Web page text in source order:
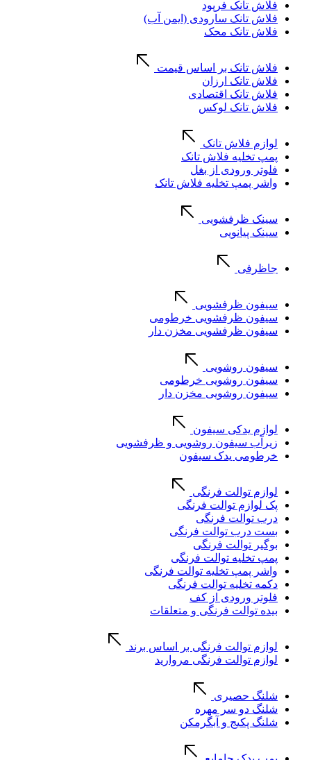
فلاش تانک فرپود
فلاش تانک سارودی (ایمن آب)
فلاش تانک محک
فلاش تانک بر اساس قیمت
فلاش تانک ارزان
فلاش تانک اقتصادی
فلاش تانک لوکس
لوازم فلاش تانک
پمپ تخلیه فلاش تانک
فلوتر ورودی از بغل
واشر پمپ تخلیه فلاش تانک
سینک ظرفشویی
سینک پیانویی
جاظرفی
سیفون ظرفشویی
سیفون ظرفشویی خرطومی
سیفون ظرفشویی مخزن دار
سیفون روشویی
سیفون روشویی خرطومی
سیفون روشویی مخزن دار
لوازم یدکی سیفون
زیرآب سیفون روشویی و ظرفشویی
خرطومی یدک سیفون
لوازم توالت فرنگی
پک لوازم توالت فرنگی
درب توالت فرنگی
بست درب توالت فرنگی
بوگیر توالت فرنگی
پمپ تخلیه توالت فرنگی
واشر پمپ تخلیه توالت فرنگی
دکمه تخلیه توالت فرنگی
فلوتر ورودی از کف
بیده توالت فرنگی و متعلقات
لوازم توالت فرنگی بر اساس برند
لوازم توالت فرنگی مروارید
شلنگ حصیری
شلنگ دو سر مهره
شلنگ پکیج و آبگرمکن